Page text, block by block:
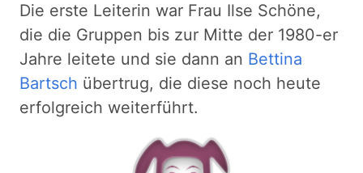
Die erste Leiterin war Frau Ilse Schöne,
die die Gruppen bis zur Mitte der 1980-er
Jahre leitete und sie dann an Bettina
Bartsch übertrug, die diese noch heute
erfolgreich weiterführt.